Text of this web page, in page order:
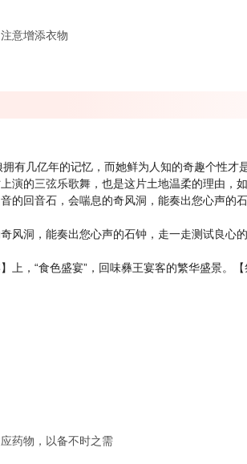
意增添衣物
有几亿年的记忆，而她鲜为人知的奇趣个性才
的三弦乐歌舞，也是这片土地温柔的理由，
回音石，会喘息的奇风洞，能奏出您心声的
风洞，能奏出您心声的石钟，走一走测试良心
，“食色盛宴”，回味彝王宴客的繁华盛景。
药物，以备不时之需